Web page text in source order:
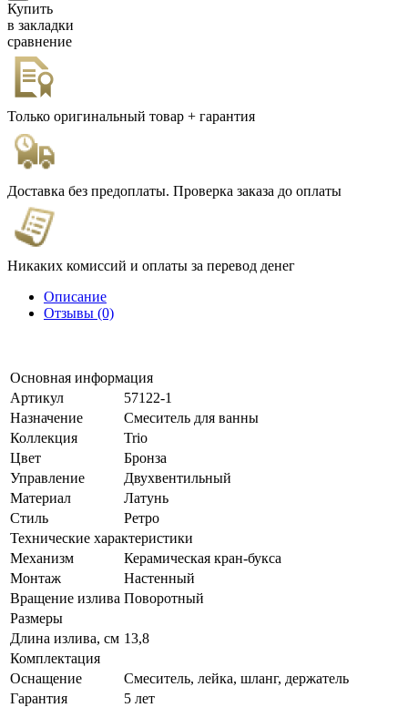
Купить
в закладки
сравнение
Только оригинальный товар + гарантия
Доставка без предоплаты. Проверка заказа до оплаты
Никаких комиссий и оплаты за перевод денег
Описание
Отзывы (0)
Основная информация
Артикул
57122-1
Назначение
Смеситель для ванны
Коллекция
Trio
Цвет
Бронза
Управление
Двухвентильный
Материал
Латунь
Стиль
Ретро
Технические характеристики
Механизм
Керамическая кран-букса
Монтаж
Настенный
Вращение излива Поворотный
Размеры
Длина излива, см 13,8
Комплектация
Оснащение
Смеситель, лейка, шланг, держатель
Гарантия
5 лет